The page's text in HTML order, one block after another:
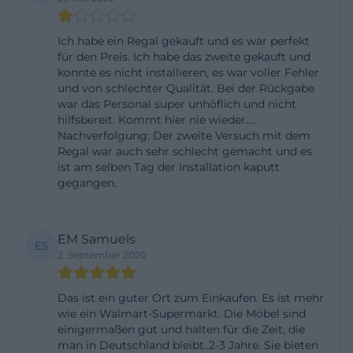
zeitkritische Einkäufe geht. Die Kombination aus
Markt und Außenlager macht den Standort
alltagstauglich und reduziert für viele Kunden die
Hürde, größere Einrichtungsprojekte anzugehen.
([poco.de](https://www.poco.de/filiale/poco-
amberg/48))
In der Praxis bedeutet das: Wer einen Artikel
entdeckt, kann ihn zunächst sichern und dann
gezielt abholen, statt auf Zufall zu setzen. POCO
Reservierungsfunktion und bei einigen Standorten
zusätzlich auf Lager- oder Außenlagerstrukturen.
Für Amberg ist das besonders relevant, weil die
Filiale mit Küchenplanung, Montageservice und
Küchenausstellung auch bei größeren
Anschaffungen beratungsintensiv ist. Wenn
Ich habe ein Regal gekauft und es war perfekt
für den Preis. Ich habe das zweite gekauft und
konnte es nicht installieren, es war voller Fehler
und von schlechter Qualität. Bei der Rückgabe
war das Personal super unhöflich und nicht
hilfsbereit. Kommt hier nie wieder....
Nachverfolgung: Der zweite Versuch mit dem
Regal war auch sehr schlecht gemacht und es
ist am selben Tag der Installation kaputt
gegangen.
ES EM Samuels
2. September 2020
Das ist ein guter Ort zum Einkaufen. Es ist mehr
wie ein Walmart-Supermarkt. Die Möbel sind
einigermaßen gut und halten für die Zeit, die
man in Deutschland bleibt..2-3 Jahre. Sie bieten